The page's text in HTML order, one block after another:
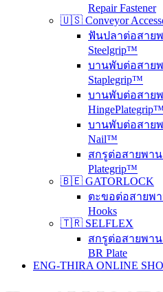
Repair Fastener
🇺🇸 Conveyor
ฟันปลาต่อสายพ
Steelgrip™
บานพับต่อสายพ
Staplegrip™
บานพับต่อสายพ
HingePlategrip™
บานพับต่อสายพ
Nail™
สกรูต่อสายพาน
Plategrip™
🇧🇪 GATORLOCK
ตะขอต่อสายพา
Hooks
🇹🇷 SELFLEX
สกรูต่อสายพาน
BR Plate
ENG-THIRA ONLINE